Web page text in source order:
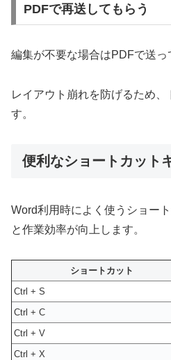
PDFで再送してもらう
編集が不要な場合はPDFで送っ
レイアウト崩れを防げるため、
す。
便利なショートカット
Word利用時によく使うショー
と作業効率が向上します。
ショートカット
Ctrl + S
Ctrl + C
Ctrl + V
Ctrl + X